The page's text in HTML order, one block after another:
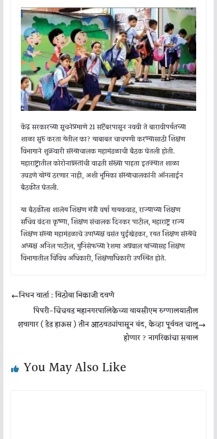
केंद्र सरकारच्या सूचनेप्रमाणे 21 सप्टेंबरपासून नववी ते बारावीपर्यंतच्या
शाळा सुरु करता येतील का? याबाबत चाचपणी करण्यासाठी शिक्षण
विभागाने शुक्रवारी संस्थाचालक महामंडळाची बैठक घेतली होती.
महाराष्ट्रातील कोरोनाग्रस्तांची वाढती संख्या पाहता इतक्यात शाळा
उघडणे योग्य ठरणार नाही, अशी भूमिका संस्थाचालकांनी ऑनलाईन
बैठकीत घेतली.
या बैठकीला शालेय शिक्षण मंत्री वर्षा गायकवाड, राज्याच्या शिक्षण
सचिव वंदना कृष्णा, शिक्षण संचालक दिनकर पाटील, महाराष्ट्र राज्य
शिक्षण संस्था महामंडळाचे उपाध्यक्ष वसंत घुईखेडकर, रयत शिक्षण संस्थेचे
अध्यक्ष अनिल पाटील, युनिसेफच्या रेशमा अग्रवाल यांच्यासह शिक्षण
विभागातील विविध अधिकारी, शिक्षणाधिकारी उपस्थित होते.
निधन वार्ता : विठोबा भिकाजी दवणे
पिंपरी-चिंचवड महानगरपालिकेच्या वायसीएम रुग्णालयातील
शवागार ( डेड हाऊस ) तीन आठवड्यांपासून बंद, केव्हा पूर्ववत चालू
होणार ? नागरिकांचा सवाल
You May Also Like